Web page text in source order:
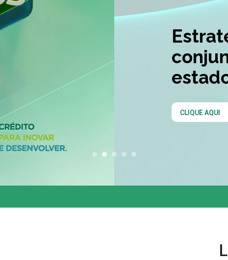
Estratégia de
conjunta entre os
estados do